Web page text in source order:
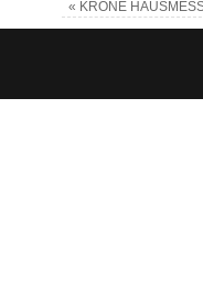
« KRONE